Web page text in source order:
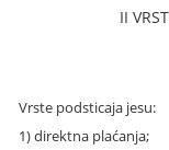
II
Vrste podsticaja jesu:
1) direktna plaćanja;